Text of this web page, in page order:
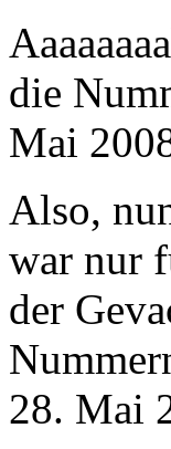
die
Mai
Also,
war nur
der
28. Mai